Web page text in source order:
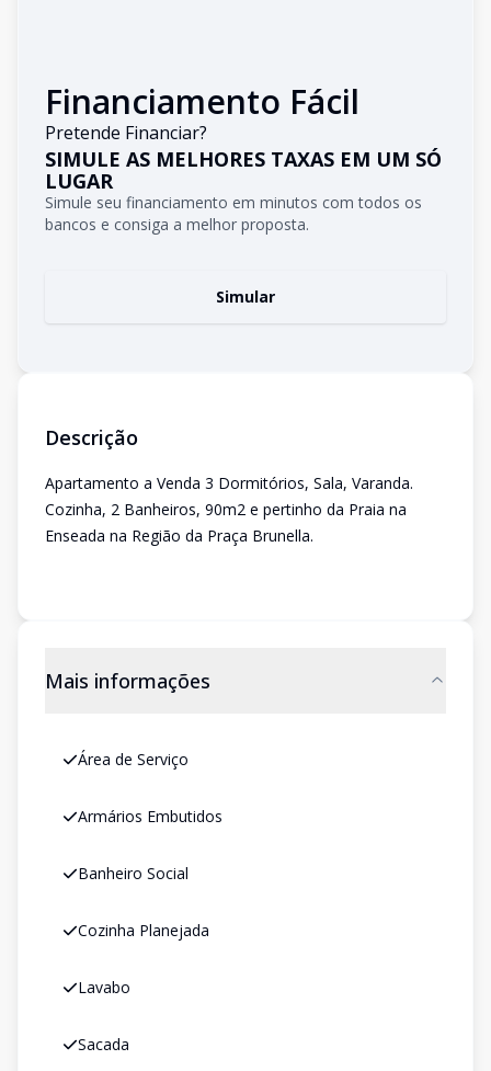
Financiamento Fácil
Pretende Financiar?
SIMULE AS MELHORES TAXAS EM UM SÓ
LUGAR
Simule seu financiamento em minutos com todos os
bancos e consiga a melhor proposta.
Simular
Descrição
Apartamento a Venda 3 Dormitórios, Sala, Varanda.
Cozinha, 2 Banheiros, 90m2 e pertinho da Praia na
Enseada na Região da Praça Brunella.
Mais informações
Área de Serviço
Armários Embutidos
Banheiro Social
Cozinha Planejada
Lavabo
Sacada